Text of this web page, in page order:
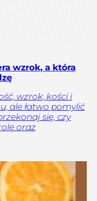
wzrok, a która
wzrok, kości i
ale łatwo pomylić
się, czy
oraz